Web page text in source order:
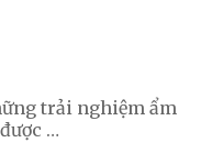
trải nghiệm ẩm
…